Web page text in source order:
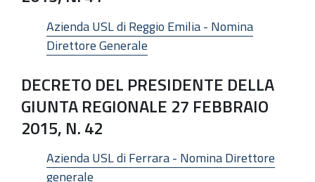
Azienda USL di Reggio Emilia - Nomina
Direttore Generale
DECRETO DEL PRESIDENTE DELLA
GIUNTA REGIONALE 27 FEBBRAIO
2015, N. 42
Azienda USL di Ferrara - Nomina Direttore
generale